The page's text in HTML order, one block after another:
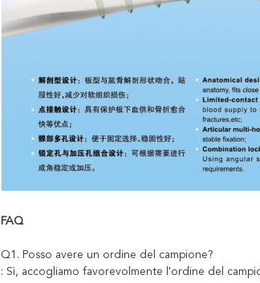
FAQ
Q1. Posso avere un ordine del campione?
: Sì, accogliamo favorevolmente l'ordine del